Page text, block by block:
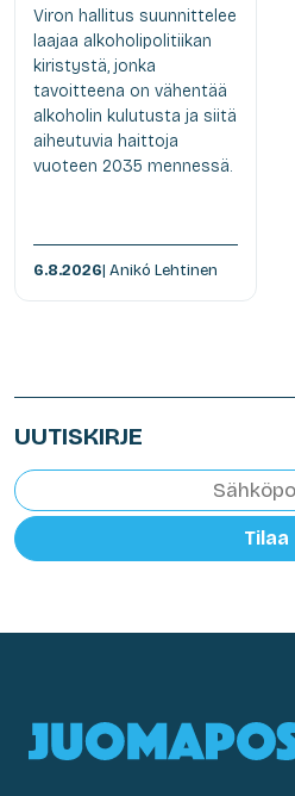
Viron hallitus suunnittelee
laajaa alkoholipolitiikan
kiristystä, jonka
tavoitteena on vähentää
alkoholin kulutusta ja siitä
aiheutuvia haittoja
vuoteen 2035 mennessä.
6.8.2026| Anikó Lehtinen
UUTISKIRJE
Tilaa